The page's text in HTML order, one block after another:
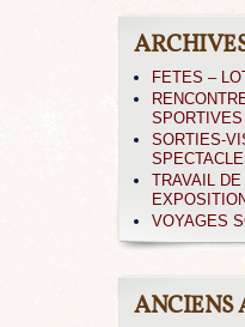
FETES –
SPORTIVES
SORTIES-
TRAVAIL
VOYAGES
ANCIENS